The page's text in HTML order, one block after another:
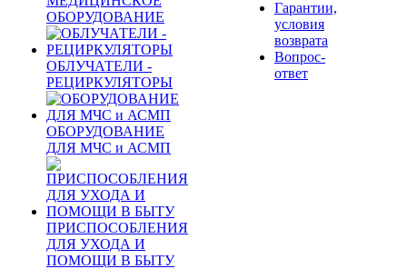
ОБОРУДОВАНИЕ
ОБЛУЧАТЕЛИ -
РЕЦИРКУЛЯТОРЫ
ОБОРУДОВАНИЕ
ДЛЯ МЧС и АСМП
ПРИСПОСОБЛЕНИЯ
ДЛЯ УХОДА И
ПОМОЩИ В БЫТУ
Гарантии,
условия
возврата
Вопрос-
ответ